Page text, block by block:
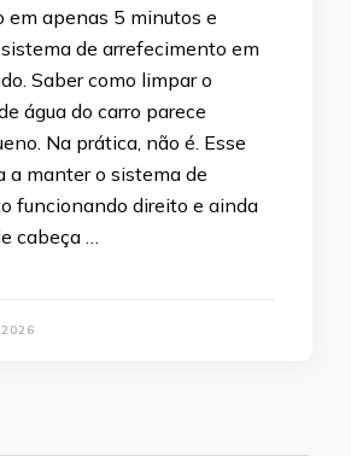
em apenas 5 minutos e
de arrefecimento em
Saber como limpar o
água do carro parece
Na prática, não é. Esse
a manter o sistema de
funcionando direito e ainda
cabeça …